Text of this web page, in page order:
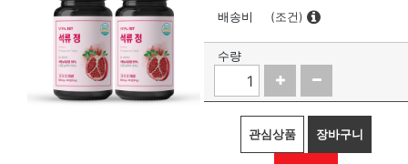
배송비
(조건)
수량
관심상품 장바구니